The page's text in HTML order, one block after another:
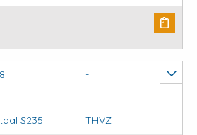
(stel) model C aantal
-
S235 THVZ